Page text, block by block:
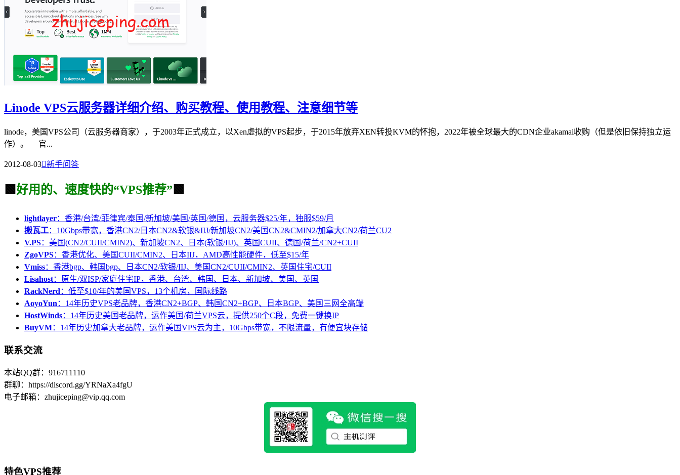
Linode VPS云服务器详细介绍、购买教程、使用教程、注意细节等
linode，美国VPS公司（云服务器商家），于2003年正式成立，以Xen虚拟的VPS起步，于2015年放弃XEN转投KVM的怀抱，2022年被全球最大的CDN企业akamai收购（但是依旧保持独立运
作）。 官...
2012-08-03新手问答
🟩 好用的、速度快的“VPS推荐” 🟩
lightlayer：香港/台湾/菲律宾/泰国/新加坡/美国/英国/德国，云服务器$25/年，独服$59/月
搬瓦工：10Gbps带宽，香港CN2/日本CN2&软银&IIJ/新加坡CN2/美国CN2&CMIN2/加拿大CN2/荷兰CU2
V.PS：美国(CN2/CUII/CMIN2)、新加坡CN2、日本(软银/IIJ)、英国CUII、德国/荷兰/CN2+CUII
ZgoVPS：香港优化、美国CUII/CMIN2、日本IIJ，AMD高性能硬件，低至$15/年
Vmiss：香港bgp、韩国bgp、日本CN2/软银/IIJ、美国CN2/CUII/CMIN2、英国住宅/CUII
Lisahost：原生/双ISP/家庭住宅IP，香港、台湾、韩国、日本、新加坡、美国、英国
RackNerd ：低至$10/年的美国VPS，13个机房，国际线路
AoyoYun ：14年历史VPS老品牌，香港CN2+BGP、韩国CN2+BGP、日本BGP、美国三网全高端
HostWinds：14年历史美国老品牌，运作美国/荷兰VPS云，提供250个C段，免费一键换IP
BuyVM：14年历史加拿大老品牌，运作美国VPS云为主，10Gbps带宽，不限流量，有便宜块存储
联系交流
本站QQ群：916711110
群聊：https://discord.gg/YRNaXa4fgU
电子邮箱：zhujiceping@vip.qq.com
特色VPS推荐